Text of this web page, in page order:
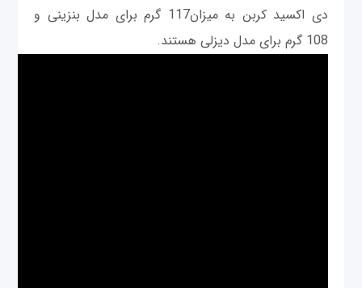
دی اکسید کربن به میزان117 گرم برای مدل بنزینی و
108 گرم برای مدل دیزلی هستند.